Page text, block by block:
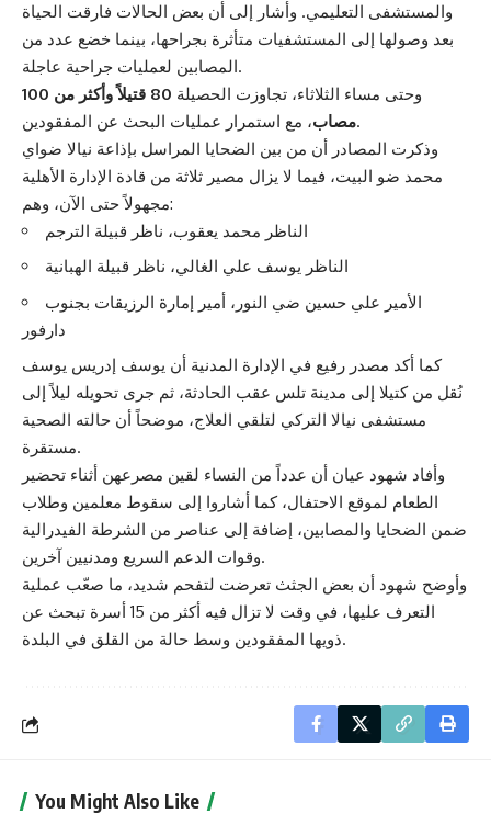
والمستشفى التعليمي. وأشار إلى أن بعض الحالات فارقت الحياة
بعد وصولها إلى المستشفيات متأثرة بجراحها، بينما خضع عدد من
المصابين لعمليات جراحية عاجلة.
وحتى مساء الثلاثاء، تجاوزت الحصيلة
80 قتيلاً وأكثر من 100
مصاب، مع استمرار عمليات البحث عن المفقودين.
وذكرت المصادر أن من بين الضحايا المراسل بإذاعة نيالا ضواي
محمد ضو البيت، فيما لا يزال مصير ثلاثة من قادة الإدارة الأهلية
مجهولاً حتى الآن، وهم:
الناظر محمد يعقوب، ناظر قبيلة الترجم
الناظر يوسف علي الغالي، ناظر قبيلة الهبانية
الأمير علي حسين ضي النور، أمير إمارة الرزيقات بجنوب
دارفور
كما أكد مصدر رفيع في الإدارة المدنية أن يوسف إدريس يوسف
نُقل من كتيلا إلى مدينة تلس عقب الحادثة، ثم جرى تحويله ليلاً إلى
مستشفى نيالا التركي لتلقي العلاج، موضحاً أن حالته الصحية
مستقرة.
وأفاد شهود عيان أن عدداً من النساء لقين مصرعهن أثناء تحضير
الطعام لموقع الاحتفال، كما أشاروا إلى سقوط معلمين وطلاب
ضمن الضحايا والمصابين، إضافة إلى عناصر من الشرطة الفيدرالية
وقوات الدعم السريع ومدنيين آخرين.
وأوضح شهود أن بعض الجثث تعرضت لتفحم شديد، ما صعّب عملية
التعرف عليها، في وقت لا تزال فيه أكثر من 15 أسرة تبحث عن
ذويها المفقودين وسط حالة من القلق في البلدة.
You Might Also Like